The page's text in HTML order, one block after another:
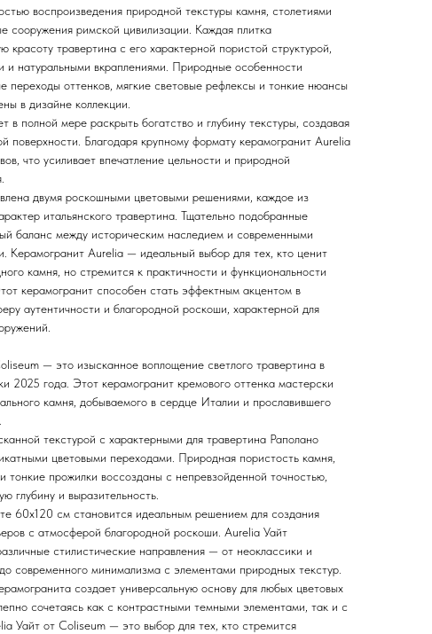
воспроизведения природной текстуры камня, столетиями
сооружения римской цивилизации. Каждая плитка
красоту травертина с его характерной пористой структурой,
и натуральными вкраплениями. Природные особенности
переходы оттенков, мягкие световые рефлексы и тонкие нюансы
в дизайне коллекции.
полной мере раскрыть богатство и глубину текстуры, создавая
поверхности. Благодаря крупному формату керамогранит Aurelia
что усиливает впечатление цельности и природной
двумя роскошными цветовыми решениями, каждое из
итальянского травертина. Тщательно подобранные
баланс между историческим наследием и современными
Керамогранит Aurelia — идеальный выбор для тех, кто ценит
камня, но стремится к практичности и функциональности
керамогранит способен стать эффектным акцентом в
аутентичности и благородной роскоши, характерной для
— это изысканное воплощение светлого травертина в
2025 года. Этот керамогранит кремового оттенка мастерски
камня, добываемого в сердце Италии и прославившего
текстурой с характерными для травертина Раполано
цветовыми переходами. Природная пористость камня,
тонкие прожилки воссозданы с непревзойденной точностью,
глубину и выразительность.
60х120 см становится идеальным решением для создания
с атмосферой благородной роскоши. Aurelia Уайт
стилистические направления — от неоклассики и
современного минимализма с элементами природных текстур.
создает универсальную основу для любых цветовых
сочетаясь как с контрастными темными элементами, так и с
Уайт от Coliseum — это выбор для тех, кто стремится